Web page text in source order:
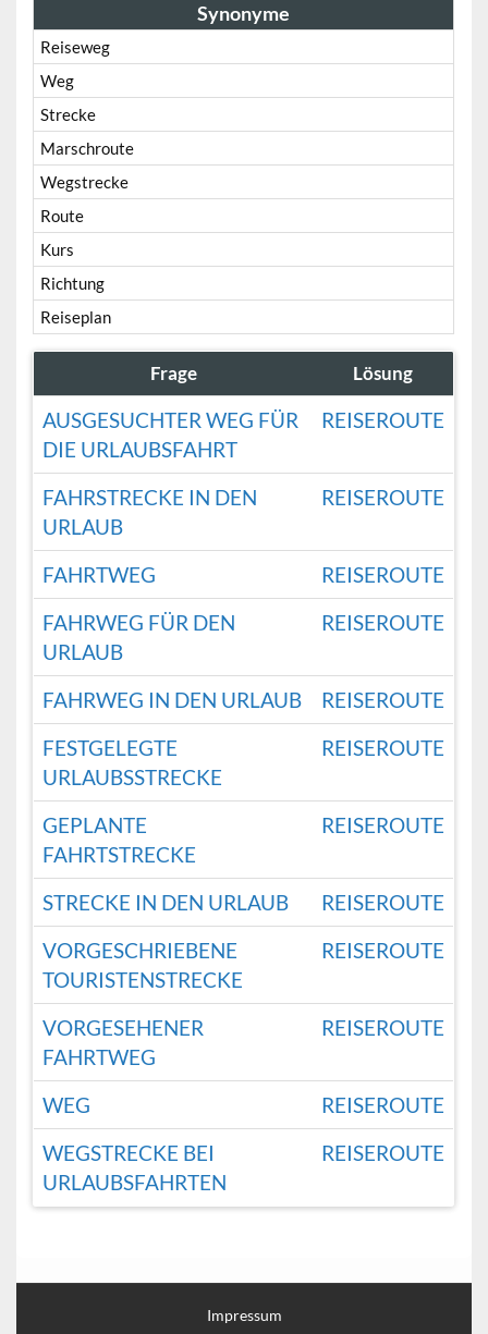
Synonyme
Reiseweg
Weg
Strecke
Marschroute
Wegstrecke
Route
Kurs
Richtung
Reiseplan
Frage Lösung
AUSGESUCHTER WEG FÜR
DIE URLAUBSFAHRT
REISEROUTE
FAHRSTRECKE IN DEN
URLAUB
REISEROUTE
FAHRTWEG
REISEROUTE
FAHRWEG FÜR DEN
URLAUB
REISEROUTE
FAHRWEG IN DEN URLAUB
REISEROUTE
FESTGELEGTE
URLAUBSSTRECKE
REISEROUTE
GEPLANTE
FAHRTSTRECKE
REISEROUTE
STRECKE IN DEN URLAUB
REISEROUTE
VORGESCHRIEBENE
TOURISTENSTRECKE
REISEROUTE
VORGESEHENER
FAHRTWEG
REISEROUTE
WEG
REISEROUTE
WEGSTRECKE BEI
URLAUBSFAHRTEN
REISEROUTE
Impressum